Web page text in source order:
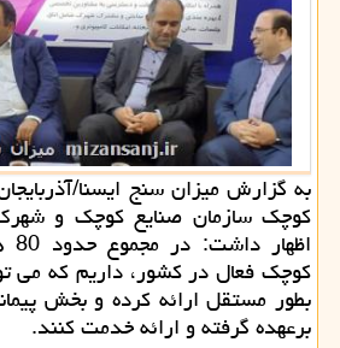
به گزارش میزان سنج ایسنا/
كوچك سازمان صنایع كوچك و
كوچك فعال در كشور، داریم كه می
بطور مستقل ارائه كرده و بخش
برعهده گرفته و ارائه خدمت كنند.